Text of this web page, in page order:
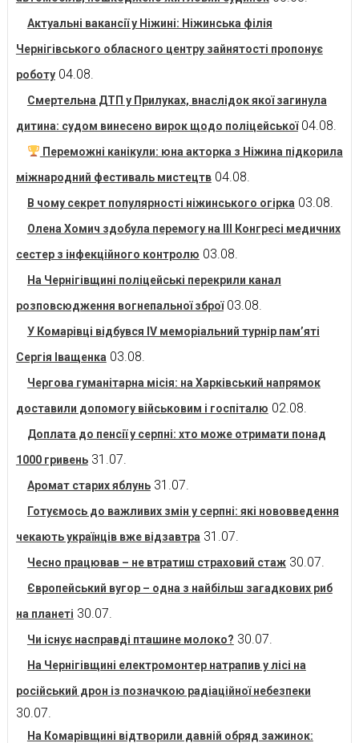
Актуальні вакансії у Ніжині: Ніжинська філія
Чернігівського обласного центру зайнятості пропонує
роботу 04.08.
Смертельна ДТП у Прилуках, внаслідок якої загинула
дитина: судом винесено вирок щодо поліцейської 04.08.
Переможні канікули: юна акторка з Ніжина підкорила
міжнародний фестиваль мистецтв 04.08.
В чому секрет популярності ніжинського огірка 03.08.
Олена Хомич здобула перемогу на ІІІ Конгресі медичних
сестер з інфекційного контролю 03.08.
На Чернігівщині поліцейські перекрили канал
розповсюдження вогнепальної зброї 03.08.
У Комарівці відбувся IV меморіальний турнір пам’яті
Сергія Іващенка 03.08.
Чергова гуманітарна місія: на Харківський напрямок
доставили допомогу військовим і госпіталю 02.08.
Доплата до пенсії у серпні: хто може отримати понад
1000 гривень 31.07.
Аромат старих яблунь 31.07.
Готуємось до важливих змін у серпні: які нововведення
чекають українців вже відзавтра 31.07.
Чесно працював – не втратиш страховий стаж 30.07.
Європейський вугор – одна з найбільш загадкових риб
на планеті 30.07.
Чи існує насправді пташине молоко? 30.07.
На Чернігівщині електромонтер натрапив у лісі на
російський дрон із позначкою радіаційної небезпеки
30.07.
На Комарівщині відтворили давній обряд зажинок: